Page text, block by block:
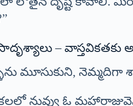
– వాస్తవికతకు
మూసుకుని,
కలలో నువ్వు ఓ